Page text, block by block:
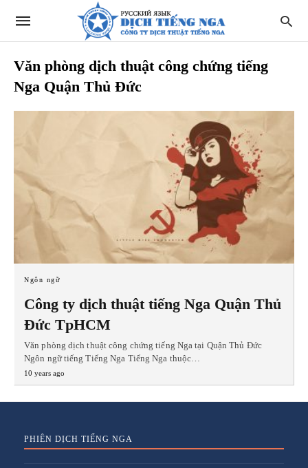
Văn phòng dịch thuật công chứng tiếng
Nga Quận Thủ Đức
Ngôn ngữ
Công ty dịch thuật tiếng Nga Quận Thủ
Đức TpHCM
Văn phòng dịch thuật công chứng tiếng Nga tại Quận Thủ Đức
Ngôn ngữ tiếng Tiếng Nga Tiếng Nga thuộc…
10 years ago
PHIÊN DỊCH TIẾNG NGA